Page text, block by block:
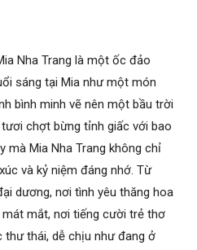
Nha Trang là một ốc đảo
sáng tại Mia như một món
bình minh vẽ nên một bầu trời
chợt bừng tỉnh giấc với bao
mà Mia Nha Trang không chỉ
và kỷ niệm đáng nhớ. Từ
dương, nơi tình yêu thăng hoa
mắt, nơi tiếng cười trẻ thơ
thư thái, dễ chịu như đang ở